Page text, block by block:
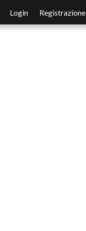
Login Registrazione